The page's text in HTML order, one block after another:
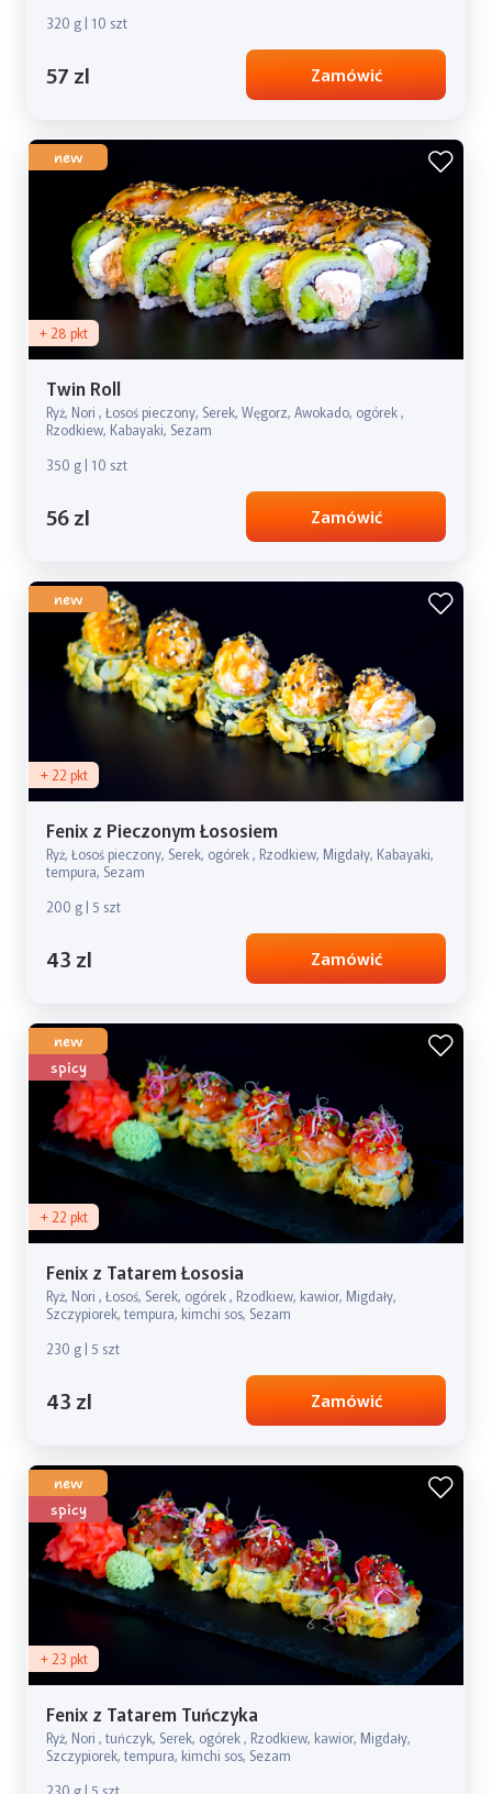
320 g | 10 szt
57 zl Zamówić
new
+ 28 pkt
Twin Roll
Ryż, Nori , Łosoś pieczony, Serek, Węgorz, Awokado, ogórek ,
Rzodkiew, Kabayaki, Sezam
350 g | 10 szt
56 zl Zamówić
new
+ 22 pkt
Fenix z Pieczonym Łososiem
Ryż, Łosoś pieczony, Serek, ogórek , Rzodkiew, Migdały, Kabayaki,
tempura, Sezam
200 g | 5 szt
43 zl Zamówić
new
spicy
+ 22 pkt
Fenix z Tatarem Łososia
Ryż, Nori , Łosoś, Serek, ogórek , Rzodkiew, kawior, Migdały,
Szczypiorek, tempura, kimchi sos, Sezam
230 g | 5 szt
43 zl Zamówić
new
spicy
+ 23 pkt
Fenix z Tatarem Tuńczyka
Ryż, Nori , tuńczyk, Serek, ogórek , Rzodkiew, kawior, Migdały,
Szczypiorek, tempura, kimchi sos, Sezam
230 g | 5 szt